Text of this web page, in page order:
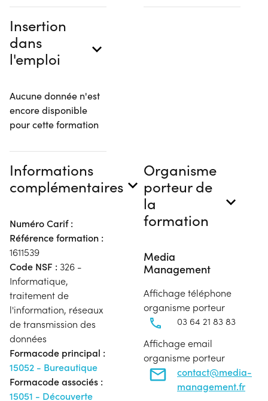
Insertion
dans
l'emploi
Aucune donnée n'est
encore disponible
pour cette formation
Informations
complémentaires
Numéro Carif :
Référence formation :
1611539
Code NSF : 326 -
Informatique,
traitement de
l'information, réseaux
de transmission des
données
Formacode principal :
15052 - Bureautique
Formacode associés :
15051 - Découverte
Organisme
porteur de
la
formation
Media
Management
Affichage téléphone
organisme porteur
03 64 21 83 83
Affichage email
organisme porteur
contact@media-
management.fr